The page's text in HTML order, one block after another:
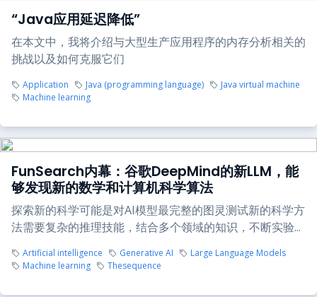
“Java应用延迟降低”
在本文中，我将介绍与大型生产应用程序的内存分析相关的
挑战以及如何克服它们
Application Java (programming language)
Java virtual machine
Machine learning
FunSearch内幕：谷歌DeepMind的新LLM，能
够发现新的数学和计算机科学算法
探索新的科学可能是对AI模型最完整的图灵测试新的科学方
法需要复杂的推理技能，结合多个领域的知识，不断实验...
Artificial intelligence Generative AI
Large Language Models
Machine learning
Thesequence